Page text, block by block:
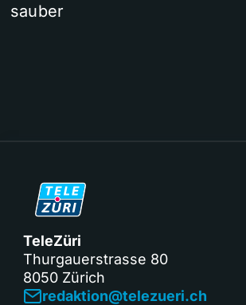
sauber
TeleZüri
Thurgauerstrasse 80
8050 Zürich
redaktion@telezueri.ch